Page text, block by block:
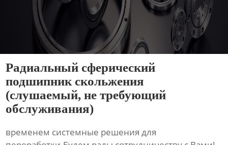
Радиальный сферический
подшипник скольжения
(слушаемый, не требующий
обслуживания)
временем системные решения для